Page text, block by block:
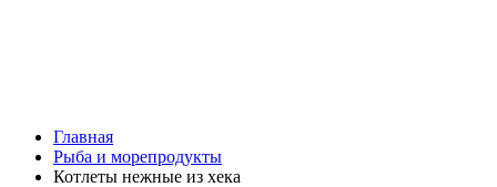
Главная
Рыба и морепродукты
Котлеты нежные из хека